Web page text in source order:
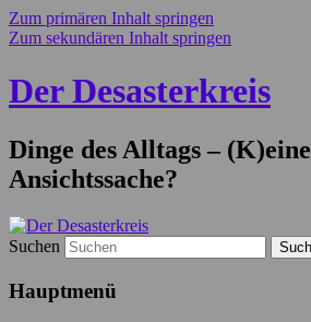
Zum primären Inhalt springen
Zum sekundären Inhalt springen
Der Desasterkreis
Dinge des Alltags – (K)eine
Ansichtssache?
Suchen
Hauptmenü